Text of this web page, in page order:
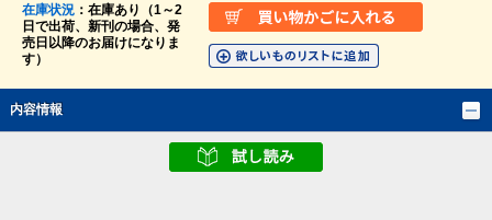
在庫状況：在庫あり（1～2
日で出荷、新刊の場合、発
売日以降のお届けになりま
す）
内容情報